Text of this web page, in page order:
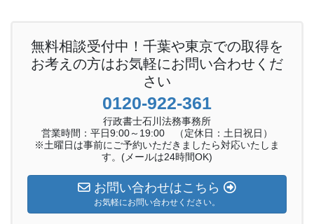
無料相談受付中！千葉や東京での取得を
お考えの方はお気軽にお問い合わせくだ
さい
0120-922-361
行政書士石川法務事務所
営業時間：平日9:00～19:00 （定休日：土日祝日）
※土曜日は事前にご予約いただきましたら対応いたしま
す。(メールは24時間OK)
お問い合わせはこちら
お気軽にお問い合わせください。